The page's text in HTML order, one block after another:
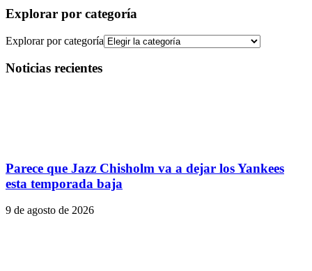
Explorar por categoría
Explorar por categoría
Noticias recientes
Parece que Jazz Chisholm va a dejar los Yankees
esta temporada baja
9 de agosto de 2026